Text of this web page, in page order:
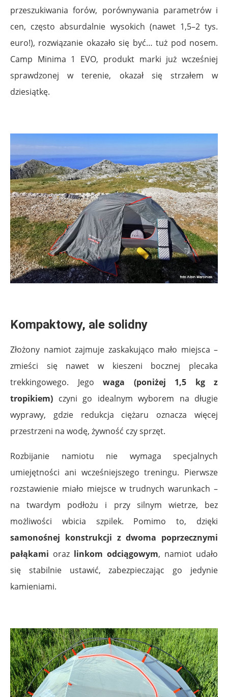
przeszukiwania forów, porównywania parametrów i
cen, często absurdalnie wysokich (nawet 1,5–2 tys.
euro!), rozwiązanie okazało się być… tuż pod nosem.
Camp Minima 1 EVO, produkt marki już wcześniej
sprawdzonej w terenie, okazał się strzałem w
dziesiątkę.
Kompaktowy, ale solidny
Złożony namiot zajmuje zaskakująco mało miejsca –
zmieści się nawet w kieszeni bocznej plecaka
trekkingowego. Jego waga (poniżej 1,5 kg z
tropikiem) czyni go idealnym wyborem na długie
wyprawy, gdzie redukcja ciężaru oznacza więcej
przestrzeni na wodę, żywność czy sprzęt.
Rozbijanie namiotu nie wymaga specjalnych
umiejętności ani wcześniejszego treningu. Pierwsze
rozstawienie miało miejsce w trudnych warunkach –
na twardym podłożu i przy silnym wietrze, bez
możliwości wbicia szpilek. Pomimo to, dzięki
samonośnej konstrukcji z dwoma poprzecznymi
pałąkami oraz linkom odciągowym, namiot udało
się stabilnie ustawić, zabezpieczając go jedynie
kamieniami.